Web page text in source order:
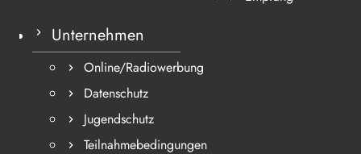
Unternehmen
Online/Radiowerbung
Datenschutz
Jugendschutz
Teilnahmebedingungen